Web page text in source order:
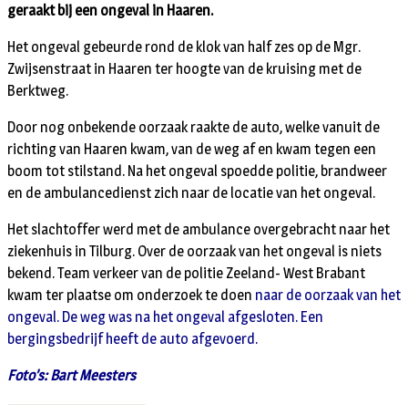
geraakt bij een ongeval in Haaren.
Het ongeval gebeurde rond de klok van half zes op de Mgr.
Zwijsenstraat in Haaren ter hoogte van de kruising met de
Berktweg.
Door nog onbekende oorzaak raakte de auto, welke vanuit de
richting van Haaren kwam, van de weg af en kwam tegen een
boom tot stilstand. Na het ongeval spoedde politie, brandweer
en de ambulancedienst zich naar de locatie van het ongeval.
Het slachtoffer werd met de ambulance overgebracht naar het
ziekenhuis in Tilburg. Over de oorzaak van het ongeval is niets
bekend. Team verkeer van de politie Zeeland- West Brabant
kwam ter plaatse om onderzoek te doen naar de oorzaak van het
ongeval. De weg was na het ongeval afgesloten. Een
bergingsbedrijf heeft de auto afgevoerd.
Foto’s: Bart Meesters